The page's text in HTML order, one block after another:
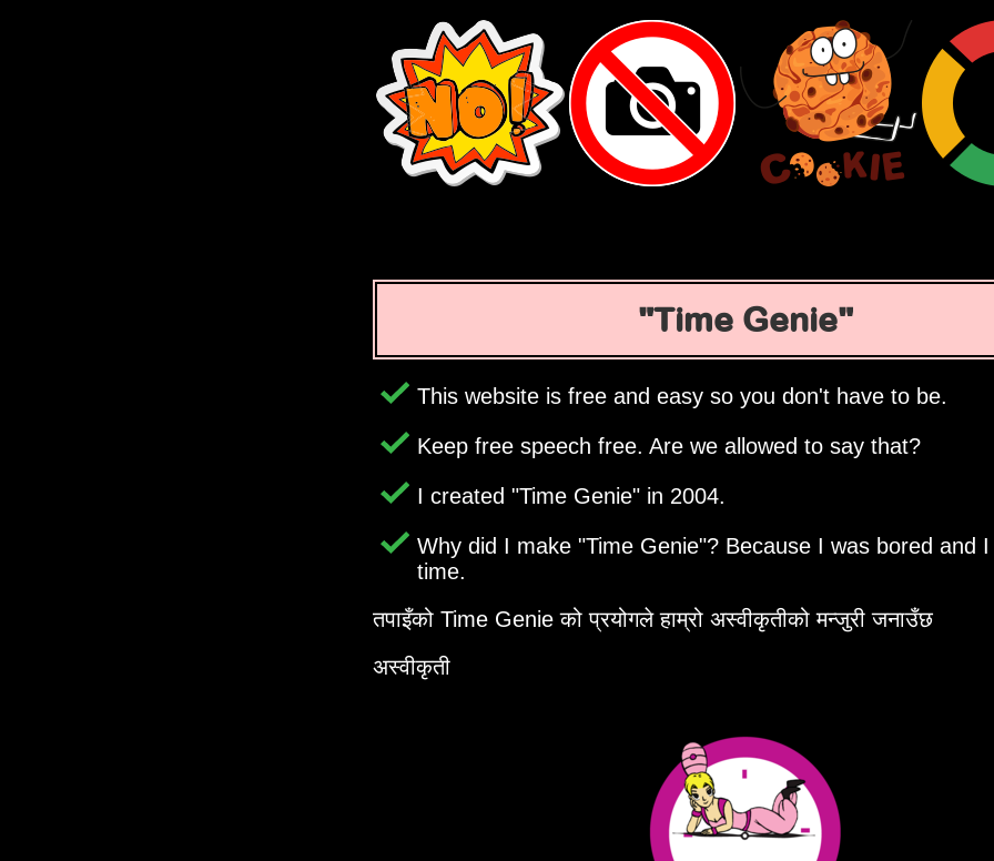
Time Genie
This website is free and easy so you don't have to be.
Keep free speech free. Are we allowed to say that?
I created Time Genie in 2004.
Why did I make Time Genie ? Because I was bored and
time.
तपाइँको Time Genie को प्रयोगले हाम्रो अस्वीकृतीको मन्जुरी जनाउँछ
अस्वीकृती